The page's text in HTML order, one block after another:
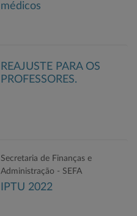
médicos
REAJUSTE PARA OS
PROFESSORES.
Secretaria de Finanças e
Administração - SEFA
IPTU 2022